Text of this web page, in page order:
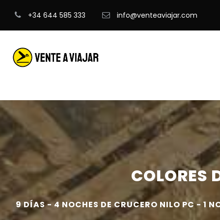
+34 644 585 333 info@venteaviajar.com
COLORES
9 DÍAS - 4 NOCHES DE CRUCERO NILO PC - 1